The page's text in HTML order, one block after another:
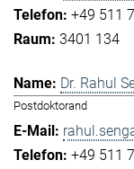
+49 511
3401 134
Dr. Rahul
Postdoktorand
+49 511